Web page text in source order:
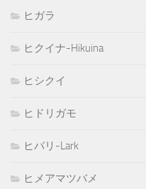
ヒガラ
ヒクイナ-Hikuina
ヒシクイ
ヒドリガモ
ヒバリ-Lark
ヒメアマツバメ